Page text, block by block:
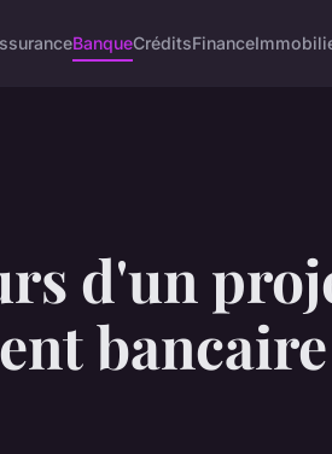
BanqueCréditsFinance
d'un
bancaire